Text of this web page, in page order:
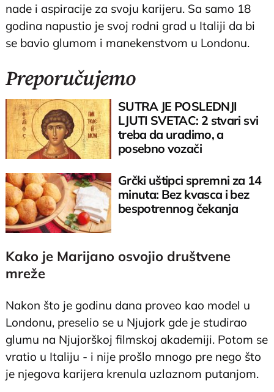
nade i aspiracije za svoju karijeru. Sa samo 18
godina napustio je svoj rodni grad u Italiji da bi
se bavio glumom i manekenstvom u Londonu.
Preporučujemo
SUTRA JE POSLEDNJI
LJUTI SVETAC: 2 stvari svi
treba da uradimo, a
posebno vozači
Grčki uštipci spremni za 14
minuta: Bez kvasca i bez
bespotrennog čekanja
Kako je Marijano osvojio društvene
mreže
Nakon što je godinu dana proveo kao model u
Londonu, preselio se u Njujork gde je studirao
glumu na Njujorškoj filmskoj akademiji. Potom se
vratio u Italiju - i nije prošlo mnogo pre nego što
je njegova karijera krenula uzlaznom putanjom.